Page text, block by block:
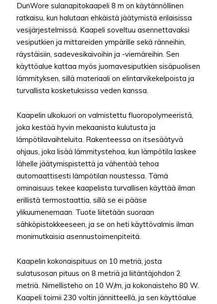
DunWore sulanapitokaapeli 8 m on käytännöllinen
ratkaisu, kun halutaan ehkäistä jäätymistä erilaisissa
vesijärjestelmissä. Kaapeli soveltuu asennettavaksi
vesiputkien ja mittareiden ympärille sekä ränneihin,
räystäisiin, sadevesikaivoihin ja -viemäreihin. Sen
käyttöalue kattaa myös juomavesiputkien sisäpuolisen
lämmityksen, sillä materiaali on elintarvikekelpoista ja
turvallista kosketuksissa veden kanssa.
Kaapelin ulkokuori on valmistettu fluoropolymeeristä,
joka kestää hyvin mekaanista kulutusta ja
lämpötilavaihteluita. Rakenteessa on itsesäätyvä
ohjaus, joka lisää lämmitystehoa, kun lämpötila laskee
lähelle jäätymispistettä ja vähentää tehoa
automaattisesti lämpötilan noustessa. Tämä
ominaisuus tekee kaapelista turvallisen käyttää ilman
erillistä termostaattia, sillä se ei pääse
ylikuumenemaan. Tuote liitetään suoraan
sähköpistokkeeseen, ja se on heti käyttövalmis ilman
monimutkaisia asennustoimenpiteitä.
Kaapelin kokonaispituus on 10 metriä, josta
sulatusosan pituus on 8 metriä ja liitäntäjohdon 2
metriä. Nimellisteho on 10 W/m, ja kokonaisteho 80 W.
Kaapeli toimii 230 voltin jännitteellä, ja sen käyttöalue